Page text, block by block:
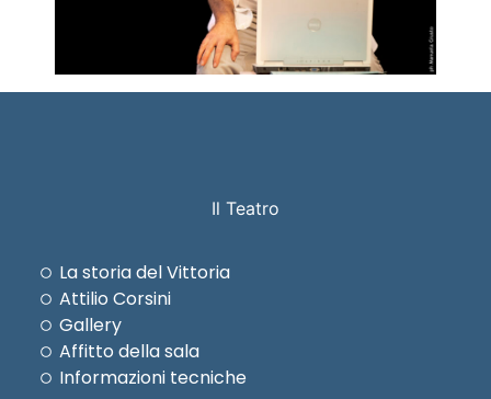
Il Teatro
La storia del Vittoria
Attilio Corsini
Gallery
Affitto della sala
Informazioni tecniche